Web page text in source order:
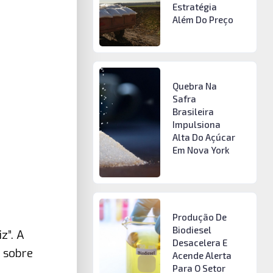
A
Estratégia
Além Do Preço
Quebra Na
Safra
Brasileira
Impulsiona
Alta Do Açúcar
Em Nova York
Produção De
Biodiesel
Desacelera E
Acende Alerta
Para O Setor